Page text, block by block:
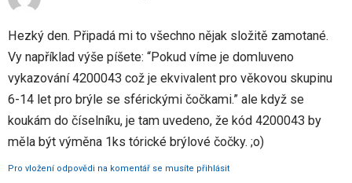
Hezký den. Připadá mi to všechno nějak složitě zamotané.
Vy například výše píšete: “Pokud víme je domluveno
vykazování 4200043 což je ekvivalent pro věkovou skupinu
6-14 let pro brýle se sférickými čočkami.” ale když se
koukám do číselníku, je tam uvedeno, že kód 4200043 by
měla být výměna 1ks tórické brýlové čočky. ;o)
Pro vložení odpovědi na komentář se musíte přihlásit